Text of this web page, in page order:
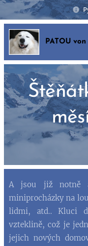
PATOU von
A jsou již notně
miniprocházky na
lidmi, atd.. Kluci
vzteklině, což je
jejich nových